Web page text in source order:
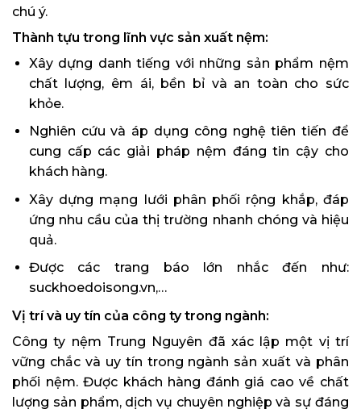
chú ý.
Thành tựu trong lĩnh vực sản xuất nệm:
Xây dựng danh tiếng với những sản phẩm nệm
chất lượng, êm ái, bền bỉ và an toàn cho sức
khỏe.
Nghiên cứu và áp dụng công nghệ tiên tiến để
cung cấp các giải pháp nệm đáng tin cậy cho
khách hàng.
Xây dựng mạng lưới phân phối rộng khắp, đáp
ứng nhu cầu của thị trường nhanh chóng và hiệu
quả.
Được các trang báo lớn nhắc đến như:
suckhoedoisong.vn,…
Vị trí và uy tín của công ty trong ngành:
Công ty nệm Trung Nguyên đã xác lập một vị trí
vững chắc và uy tín trong ngành sản xuất và phân
phối nệm. Được khách hàng đánh giá cao về chất
lượng sản phẩm, dịch vụ chuyên nghiệp và sự đáng